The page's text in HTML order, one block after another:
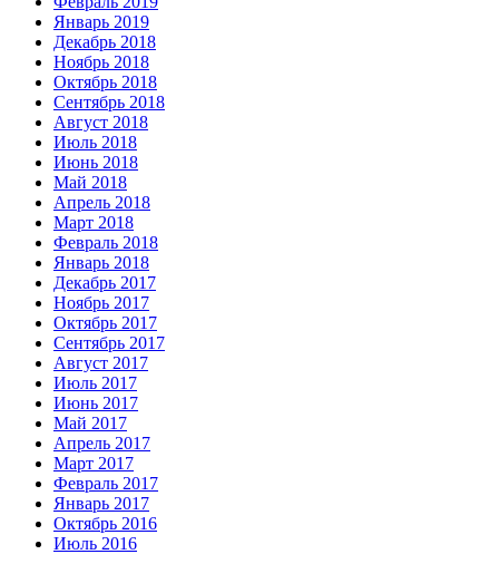
Январь 2019
Декабрь 2018
Ноябрь 2018
Октябрь 2018
Сентябрь 2018
Август 2018
Июль 2018
Июнь 2018
Май 2018
Апрель 2018
Март 2018
Февраль 2018
Январь 2018
Декабрь 2017
Ноябрь 2017
Октябрь 2017
Сентябрь 2017
Август 2017
Июль 2017
Июнь 2017
Май 2017
Апрель 2017
Март 2017
Февраль 2017
Январь 2017
Октябрь 2016
Июль 2016